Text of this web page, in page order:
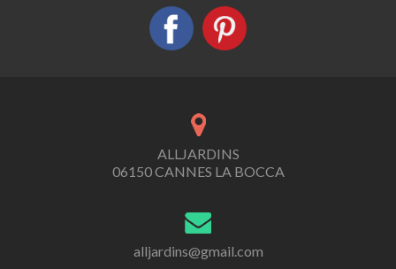
ALLJARDINS
06150 CANNES LA BOCCA
alljardins@gmail.com